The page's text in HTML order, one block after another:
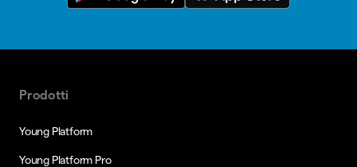
Prodotti
Young Platform
Young Platform Pro